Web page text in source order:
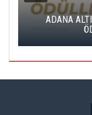
ADANA